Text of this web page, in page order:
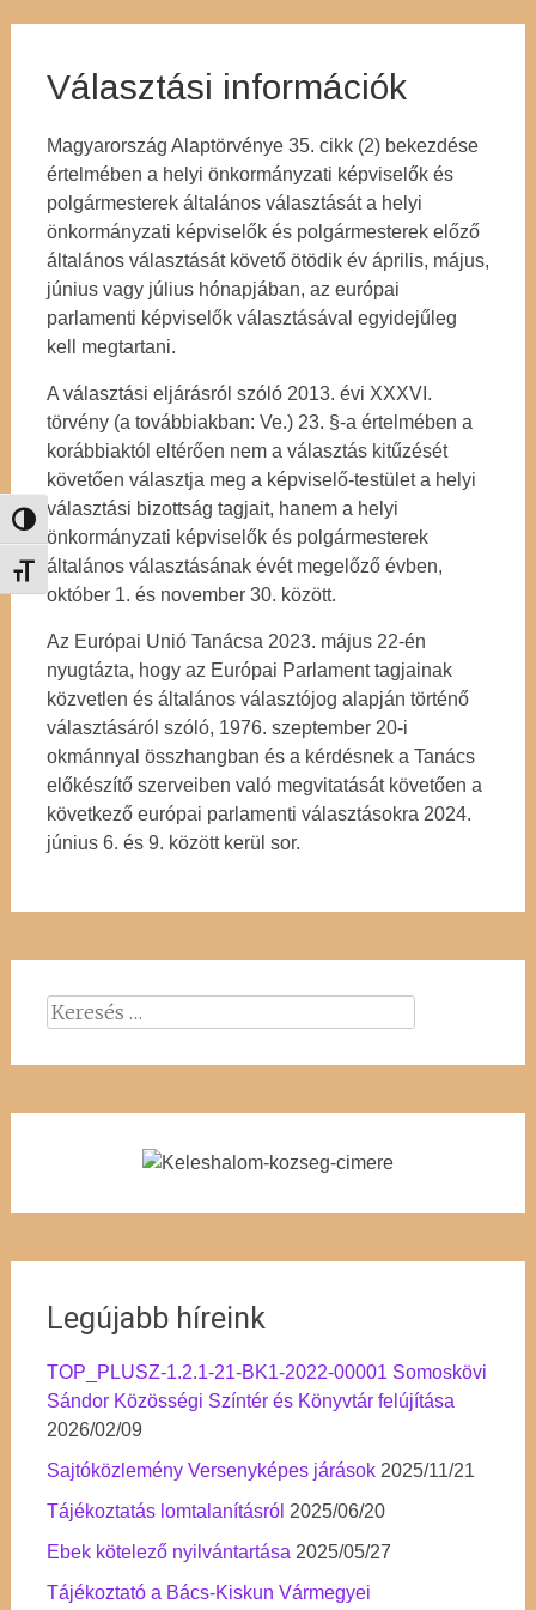
Nagy kontraszt váltása
Betűméret váltása
Választási információk
Magyarország Alaptörvénye 35. cikk (2) bekezdése
értelmében a helyi önkormányzati képviselők és
polgármesterek általános választását a helyi
önkormányzati képviselők és polgármesterek előző
általános választását követő ötödik év április, május,
június vagy július hónapjában, az európai
parlamenti képviselők választásával egyidejűleg
kell megtartani.
A választási eljárásról szóló 2013. évi XXXVI.
törvény (a továbbiakban: Ve.) 23. §-a értelmében a
korábbiaktól eltérően nem a választás kitűzését
követően választja meg a képviselő-testület a helyi
választási bizottság tagjait, hanem a helyi
önkormányzati képviselők és polgármesterek
általános választásának évét megelőző évben,
október 1. és november 30. között.
Az Európai Unió Tanácsa 2023. május 22-én
nyugtázta, hogy az Európai Parlament tagjainak
közvetlen és általános választójog alapján történő
választásáról szóló, 1976. szeptember 20-i
okmánnyal összhangban és a kérdésnek a Tanács
előkészítő szerveiben való megvitatását követően a
következő európai parlamenti választásokra 2024.
június 6. és 9. között kerül sor.
Keresés:
Legújabb híreink
TOP_PLUSZ-1.2.1-21-BK1-2022-00001 Somoskövi
Sándor Közösségi Színtér és Könyvtár felújítása
2026/02/09
Sajtóközlemény Versenyképes járások 2025/11/21
Tájékoztatás lomtalanításról 2025/06/20
Ebek kötelező nyilvántartása 2025/05/27
Tájékoztató a Bács-Kiskun Vármegyei